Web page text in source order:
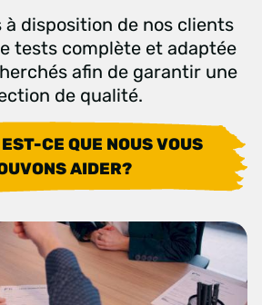
à disposition de nos clients
tests complète et adaptée
afin de garantir une
de qualité.
CE QUE NOUS VOUS
AIDER?